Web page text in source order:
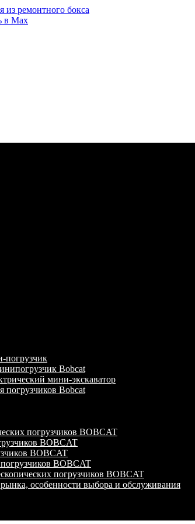
погрузчик
Bobcat
мини-экскаватор
погрузчиков Bobcat
погрузчиков BOBCAT
BOBCAT
BOBCAT
BOBCAT
погрузчиков BOBCAT
особенности выбора и обслуживания